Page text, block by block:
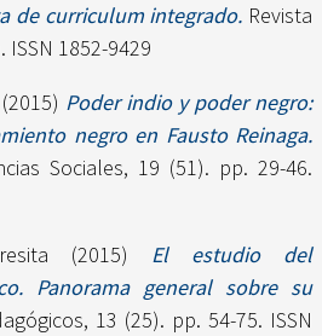
de curriculum integrado. Revista
1852-9429
(2015) Poder indio y poder negro:
negro en Fausto Reinaga.
Sociales, 19 (51). pp. 29-46.
(2015) El estudio del
Panorama general sobre su
13 (25). pp. 54-75. ISSN